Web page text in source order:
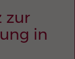
zur
in